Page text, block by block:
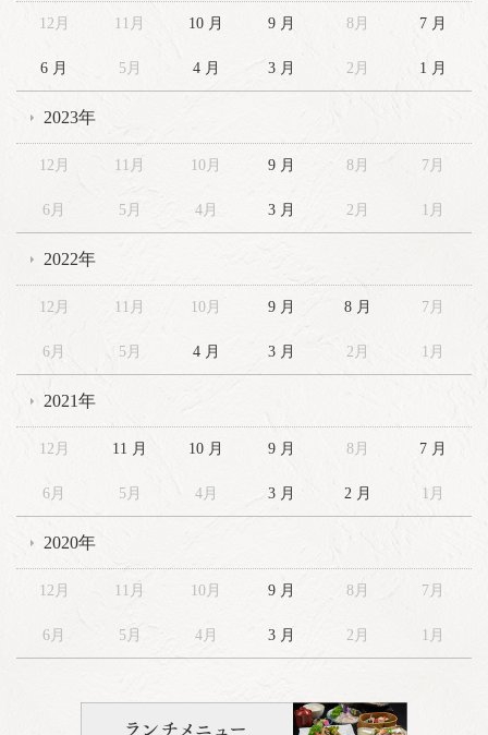
12月 11月 10 月 9 月 8月 7 月
6 月 5月 4 月 3 月 2月 1 月
2023年
12月 11月 10月 9 月 8月 7月
6月 5月 4月 3 月 2月 1月
2022年
12月 11月 10月 9 月 8 月 7月
6月 5月 4 月 3 月 2月 1月
2021年
12月 11 月 10 月 9 月 8月 7 月
6月 5月 4月 3 月 2 月 1月
2020年
12月 11月 10月 9 月 8月 7月
6月 5月 4月 3 月 2月 1月